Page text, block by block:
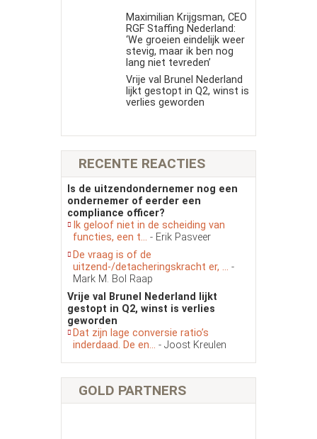
Maximilian Krijgsman, CEO
RGF Staffing Nederland:
‘We groeien eindelijk weer
stevig, maar ik ben nog
lang niet tevreden’
Vrije val Brunel Nederland
lijkt gestopt in Q2, winst is
verlies geworden
RECENTE REACTIES
Is de uitzendondernemer nog een
ondernemer of eerder een
compliance officer?
Ik geloof niet in de scheiding van
functies, een t... - Erik Pasveer
De vraag is of de
uitzend-/detacheringskracht er, ... -
Mark M. Bol Raap
Vrije val Brunel Nederland lijkt
gestopt in Q2, winst is verlies
geworden
Dat zijn lage conversie ratio’s
inderdaad. De en... - Joost Kreulen
GOLD PARTNERS